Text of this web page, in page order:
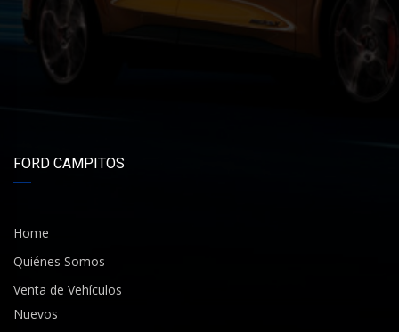
FORD CAMPITOS
Home
Quiénes Somos
Venta de Vehículos
Nuevos